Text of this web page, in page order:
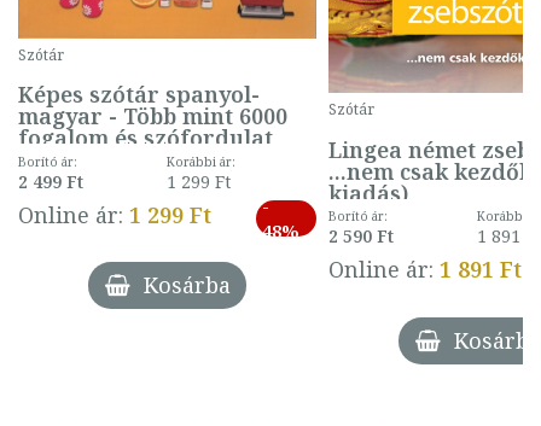
Szótár
Képes szótár spanyol-
magyar - Több mint 6000
fogalom és szófordulat
Borító ár:
2 499 Ft
Korábbi ár:
1 299 Ft
Online ár: 1 299 Ft
-
48%
Kosárba
Szótár
Lingea német
...nem csak
kiadás)
Borító ár:
2 590 Ft
Korábbi
1 891 Ft
Online ár: 1 891 Ft
Kosárba